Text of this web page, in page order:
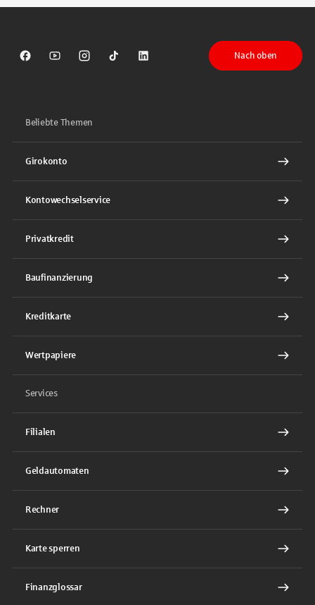
Sparkasse auf Facebook
Sparkasse auf Youtube
Sparkasse auf Instagram
Sparkasse auf TikTok
Sparkasse auf LinkedIn
Nach oben
Beliebte Themen
Girokonto
Kontowechselservice
Privatkredit
Baufinanzierung
Kreditkarte
Wertpapiere
Services
Filialen
Geldautomaten
Rechner
Karte sperren
Finanzglossar